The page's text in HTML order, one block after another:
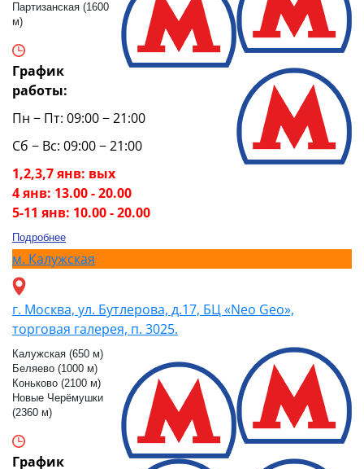
Партизанская (1600
м)
График
работы:
Пн − Пт: 09:00 − 21:00
Сб − Вс: 09:00 − 21:00
1,2,3,7 янв: вых
4 янв: 13.00 - 20.00
5-11 янв: 10.00 - 20.00
Подробнее
м. Калужская
г. Москва, ул. Бутлерова, д.17, БЦ «Neo Geo»,
торговая галерея, п. 3025.
Калужская (650 м)
Беляево (1000 м)
Коньково (2100 м)
Новые Черёмушки
(2360 м)
График